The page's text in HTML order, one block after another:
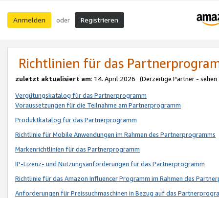
Anmelden oder Registrieren
Richtlinien für das
zuletzt aktualisiert am: 14. April 2026 (Derzeitige Partner - sehen
Vergütungskatalog für das Partnerprogramm
Voraussetzungen für die Teilnahme am Partnerprogramm
Produktkatalog für das Partnerprogramm
Richtlinie für Mobile Anwendungen im Rahmen des Partnerprogramms
Markenrichtlinien für das Partnerprogramm
IP-Lizenz- und Nutzungsanforderungen für das Partnerprogramm
Richtlinie für das Amazon Influencer Programm im Rahmen des
Anforderungen für Preissuchmaschinen in Bezug auf das